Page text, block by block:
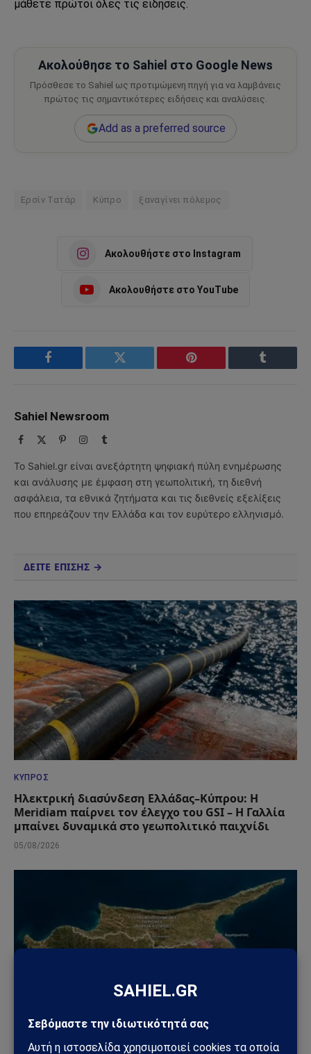
μάθετε πρώτοι όλες τις ειδήσεις.
Ακολούθησε το Sahiel στο Google News
Πρόσθεσε το Sahiel ως προτιμώμενη πηγή για να λαμβάνεις
πρώτος τις σημαντικότερες ειδήσεις και αναλύσεις.
Add as a preferred source
Ερσίν Τατάρ Κύπρο ξαναγίνει πόλεμος
Ακολουθήστε στο Instagram
Ακολουθήστε στο YouTube
Facebook Twitter Pinterest Tumblr
Sahiel Newsroom
Facebook PinterestInstagram
Tumblr
Το Sahiel.gr είναι ανεξάρτητη ψηφιακή πύλη ενημέρωσης
και ανάλυσης με έμφαση στη γεωπολιτική, τη διεθνή
ασφάλεια, τα εθνικά ζητήματα και τις διεθνείς εξελίξεις
που επηρεάζουν την Ελλάδα και τον ευρύτερο ελληνισμό.
ΔΕΙΤΕ ΕΠΙΣΗΣ →
ΚΎΠΡΟΣ
Ηλεκτρική διασύνδεση Ελλάδας–Κύπρου: Η
Meridiam παίρνει τον έλεγχο του GSI – Η Γαλλία
μπαίνει δυναμικά στο γεωπολιτικό παιχνίδι
05/08/2026
ΚΎΠΡΟΣ